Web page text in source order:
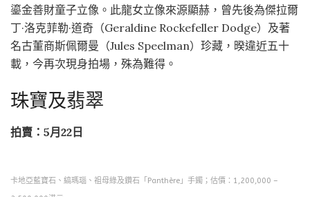
鎏金善財童子立像。此龍女立像來源顯赫，曾先後為傑拉爾
丁·洛克菲勒·道奇（Geraldine Rockefeller Dodge）及著
名古董商斯佩爾曼（Jules Speelman）珍藏，暌違近五十
載，今再次現身拍場，殊為難得。
珠寶及翡翠
拍賣：5月22日
卡地亞藍寶石、縞瑪瑙、祖母綠及鑽石「Panthère」手鐲；估價：1,200,000 –